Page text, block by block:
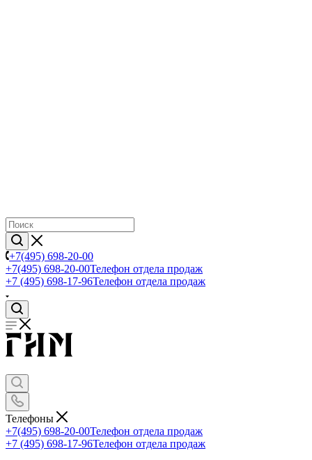
+7(495) 698-20-00
+7(495) 698-20-00Телефон отдела продаж
+7 (495) 698-17-96Телефон отдела продаж
Телефоны
+7(495) 698-20-00Телефон отдела продаж
+7 (495) 698-17-96Телефон отдела продаж